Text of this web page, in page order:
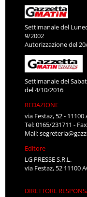
Settimanale del
9/2002
Autorizzazione del
Settimanale del
del 4/10/2016
REDAZIONE
via Festaz, 52 - 11100
Tel: 0165/231711 -
Mail:
Editore
LG PRESSE S.R.L.
via Festaz, 52 11100
DIRETTORE